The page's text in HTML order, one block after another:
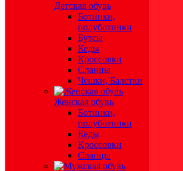
Детская обувь
Ботинки,
полуботинки
Бутсы
Кеды
Кроссовки
Сланцы
Чешки, Балетки
Женская обувь
Ботинки,
полуботинки
Кеды
Кроссовки
Сланцы